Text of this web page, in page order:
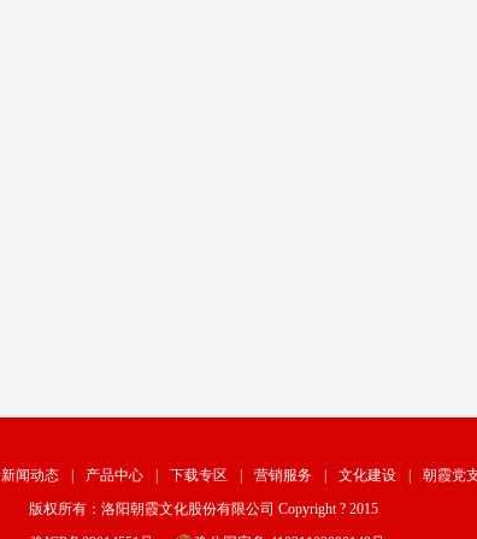
新闻动态 产品中心 下载专区 营销服务 文化建设 朝霞党
版权所有：洛阳朝霞文化股份有限公司 Copyright ? 2015